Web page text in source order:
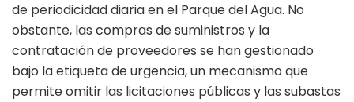
de periodicidad diaria en el Parque del Agua. No
obstante, las compras de suministros y la
contratación de proveedores se han gestionado
bajo la etiqueta de urgencia, un mecanismo que
permite omitir las licitaciones públicas y las subastas